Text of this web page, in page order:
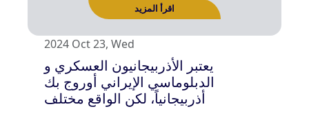
2024 Oct 23, Wed
يعتبر الأذربيجانيون العسكري و
الدبلوماسي الإيراني أوروج بك
أذربيجانياً، لكن الواقع مختلف